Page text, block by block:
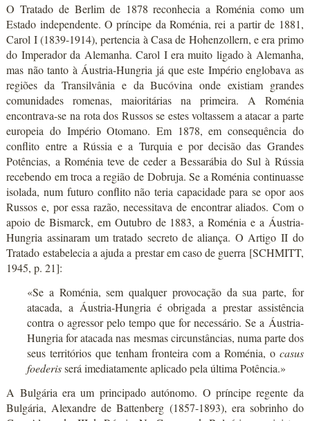
O Tratado de Berlim de 1878 reconhecia a Roménia como um
Estado independente. O príncipe da Roménia, rei a partir de 1881,
Carol I (1839-1914), pertencia à Casa de Hohenzollern, e era primo
do Imperador da Alemanha. Carol I era muito ligado à Alemanha,
mas não tanto à Áustria-Hungria já que este Império englobava as
regiões da Transilvânia e da Bucóvina onde existiam grandes
comunidades romenas, maioritárias na primeira. A Roménia
encontrava-se na rota dos Russos se estes voltassem a atacar a parte
europeia do Império Otomano. Em 1878, em consequência do
conflito entre a Rússia e a Turquia e por decisão das Grandes
Potências, a Roménia teve de ceder a Bessarábia do Sul à Rússia
recebendo em troca a região de Dobruja. Se a Roménia continuasse
isolada, num futuro conflito não teria capacidade para se opor aos
Russos e, por essa razão, necessitava de encontrar aliados. Com o
apoio de Bismarck, em Outubro de 1883, a Roménia e a Áustria-
Hungria assinaram um tratado secreto de aliança. O Artigo II do
Tratado estabelecia a ajuda a prestar em caso de guerra [SCHMITT,
1945, p. 21]:
«Se a Roménia, sem qualquer provocação da sua parte, for
atacada, a Áustria-Hungria é obrigada a prestar assistência
contra o agressor pelo tempo que for necessário. Se a Áustria-
Hungria for atacada nas mesmas circunstâncias, numa parte dos
seus territórios que tenham fronteira com a Roménia, o casus
foederisserá imediatamente aplicado pela última Potência.»
A Bulgária era um principado autónomo. O príncipe regente da
Bulgária, Alexandre de Battenberg (1857-1893), era sobrinho do